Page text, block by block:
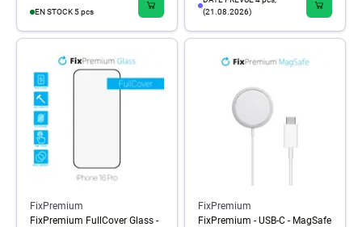
EN STOCK 5 pcs
(21.08.2026)
FixPremium
FixPremium FullCover Glass -
FixPremium
FixPremium - USB-C - MagSafe